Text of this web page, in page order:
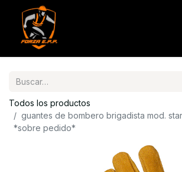
Todos los productos
guantes de bombero brigadista mod. star
*sobre pedido*